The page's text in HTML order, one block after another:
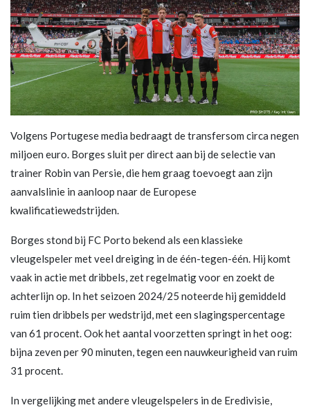
Volgens Portugese media bedraagt de transfersom circa negen
miljoen euro. Borges sluit per direct aan bij de selectie van
trainer Robin van Persie, die hem graag toevoegt aan zijn
aanvalslinie in aanloop naar de Europese
kwalificatiewedstrijden.
Borges stond bij FC Porto bekend als een klassieke
vleugelspeler met veel dreiging in de één-tegen-één. Hij komt
vaak in actie met dribbels, zet regelmatig voor en zoekt de
achterlijn op. In het seizoen 2024/25 noteerde hij gemiddeld
ruim tien dribbels per wedstrijd, met een slagingspercentage
van 61 procent. Ook het aantal voorzetten springt in het oog:
bijna zeven per 90 minuten, tegen een nauwkeurigheid van ruim
31 procent.
In vergelijking met andere vleugelspelers in de Eredivisie,